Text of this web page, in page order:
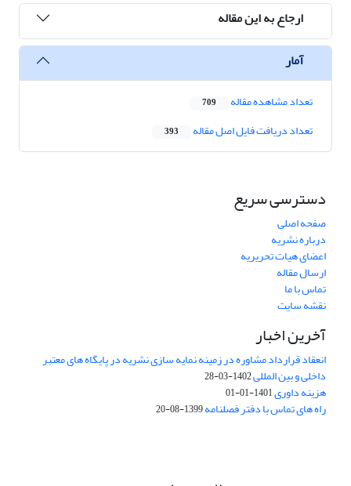
ارجاع به این مقاله
آمار
تعداد مشاهده مقاله 709
تعداد دریافت فایل اصل مقاله 393
دسترسی سریع
صفحه اصلی
درباره نشریه
اعضای هیات تحریریه
ارسال مقاله
تماس با ما
نقشه سایت
آخرین اخبار
انعقاد قرارداد مشاوره در زمینه نمایه سازی نشریه در پایگاه های معتبر
داخلی و بین المللی1402-03-28
هزینه داوری1401-01-01
راه های تماس با دفتر فصلنامه1399-08-20